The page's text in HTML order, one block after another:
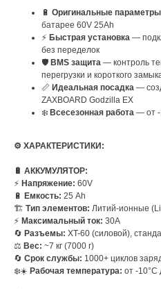
🔋 Оригинальные параметры
батарее 60V 25Ah
⚡ Быстрая установка —
без переделок
🛡️ BMS защита — контроль
перегрузки и короткого
📏 Идеальная посадка —
ZAXBOARD Godzilla EX
❄️ Всесезонная работа — от -
⚙️ ХАРАКТЕРИСТИКИ:
🔋 АККУМУЛЯТОР:
⚡ Напряжение: 60V
🔋 Емкость: 25 Ah
🏗️ Тип элементов: Литий-ионные
⚡ Максимальный ток: 30A
🔄 Разъемы: XT-60 (силовой),
⚖️ Вес: ~7 кг (7000 г)
🔄 Срок службы: 1000+ циклов
❄️☀️ Рабочая температура: от -10°C